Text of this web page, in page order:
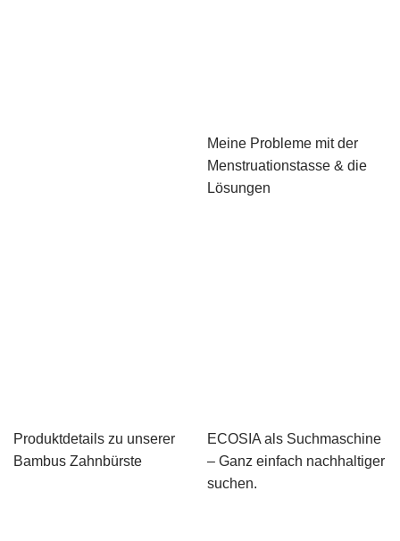
Meine Probleme mit der
Menstruationstasse & die
Lösungen
Produktdetails zu unserer
Bambus Zahnbürste
ECOSIA als Suchmaschine
– Ganz einfach nachhaltiger
suchen.